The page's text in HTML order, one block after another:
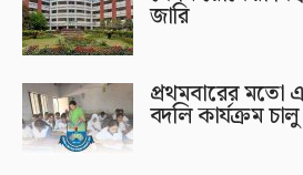
জারি
প্রথমবারের মতো
বদলি কার্যক্রম চালু